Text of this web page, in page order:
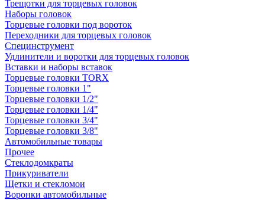
Трещотки для торцевых головок
Наборы головок
Торцевые головки под вороток
Переходники для торцевых головок
Специнструмент
Удлинители и воротки для торцевых головок
Вставки и наборы вставок
Торцевые головки TORX
Торцевые головки 1"
Торцевые головки 1/2"
Торцевые головки 1/4"
Торцевые головки 3/4"
Торцевые головки 3/8"
Автомобильные товары
Прочее
Стеклодомкраты
Прикуриватели
Щетки и стекломои
Воронки автомобильные